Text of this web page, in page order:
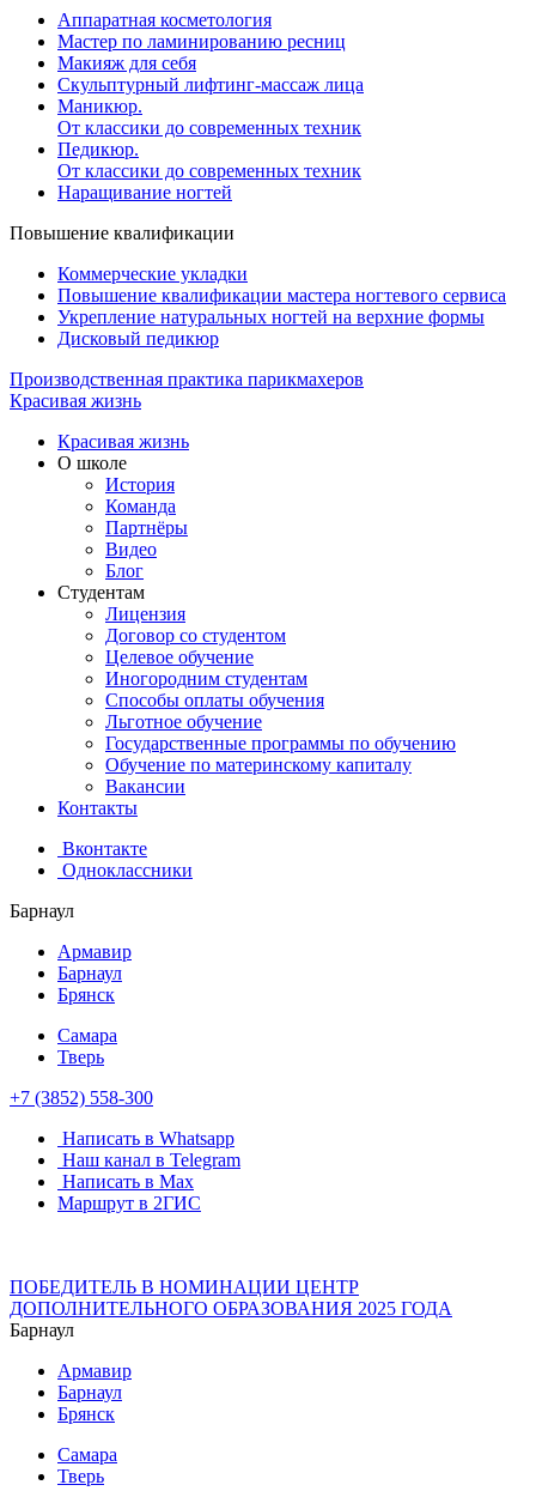
Аппаратная косметология
Мастер по ламинированию ресниц
Макияж для себя
Скульптурный лифтинг-массаж лица
Маникюр.
От классики до современных техник
Педикюр.
От классики до современных техник
Наращивание ногтей
Повышение квалификации
Коммерческие укладки
Повышение квалификации мастера ногтевого сервиса
Укрепление натуральных ногтей на верхние формы
Дисковый педикюр
Производственная практика парикмахеров
Красивая жизнь
Красивая жизнь
О школе
История
Команда
Партнёры
Видео
Блог
Студентам
Лицензия
Договор со студентом
Целевое обучение
Иногородним студентам
Способы оплаты обучения
Льготное обучение
Государственные программы по обучению
Обучение по материнскому капиталу
Вакансии
Контакты
Вконтакте
Одноклассники
Барнаул
Армавир
Барнаул
Брянск
Самара
Тверь
+7 (3852) 558-300
Написать в Whatsapp
Наш канал в Telegram
Написать в Max
Маршрут в 2ГИС
ПОБЕДИТЕЛЬ В НОМИНАЦИИ ЦЕНТР
ДОПОЛНИТЕЛЬНОГО ОБРАЗОВАНИЯ 2025 ГОДА
Барнаул
Армавир
Барнаул
Брянск
Самара
Тверь